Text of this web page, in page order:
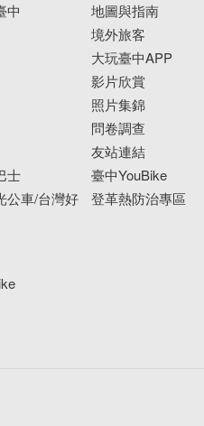
中
士
公車/台灣好
地圖與指南
境外旅客
大玩臺中APP
影片欣賞
照片集錦
問卷調查
友站連結
臺中YouBike
登革熱防治專區